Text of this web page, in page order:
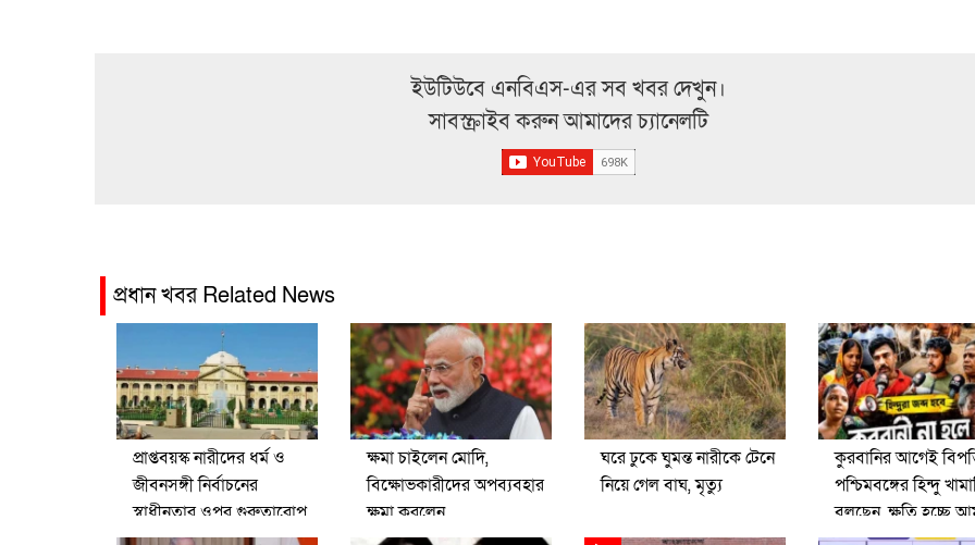
ইউটিউবে এনবিএস-এর সব খবর দেখুন।
সাবস্ক্রাইব করুন আমাদের চ্যানেলটি
প্রধান খবর Related News
প্রাপ্তবয়স্ক নারীদের ধর্ম ও
জীবনসঙ্গী নির্বাচনের
স্বাধীনতার ওপর গুরুত্বারোপ
এলাহাবাদ হাইকোর্টের
ক্ষমা চাইলেন মোদি,
বিক্ষোভকারীদের অপব্যবহার
ক্ষমা করলেন
ঘরে ঢুকে ঘুমন্ত নারীকে টেনে
নিয়ে গেল বাঘ, মৃত্যু
কুরবানির আগেই
পশ্চিমবঙ্গের হিন্দু
বলছেন, ক্ষতি হচ্ছে